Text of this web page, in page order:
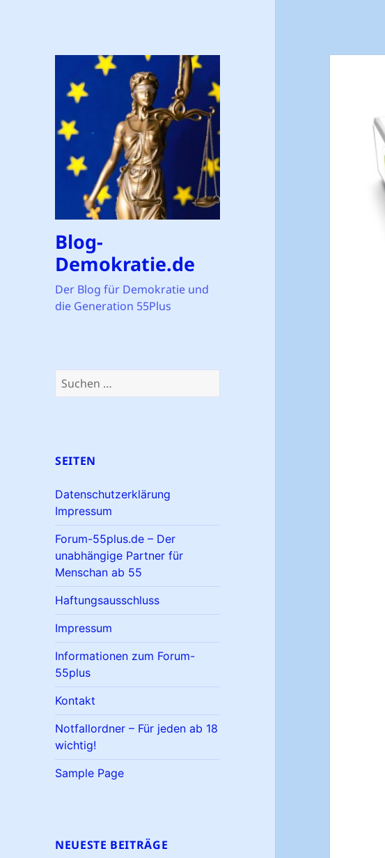
Blog-
Demokratie.de
Der Blog für Demokratie und
die Generation 55Plus
Suchen
nach:
SEITEN
Datenschutzerklärung
Impressum
Forum-55plus.de – Der
unabhängige Partner für
Menschan ab 55
Haftungsausschluss
Impressum
Informationen zum Forum-
55plus
Kontakt
Notfallordner – Für jeden ab 18
wichtig!
Sample Page
NEUESTE BEITRÄGE